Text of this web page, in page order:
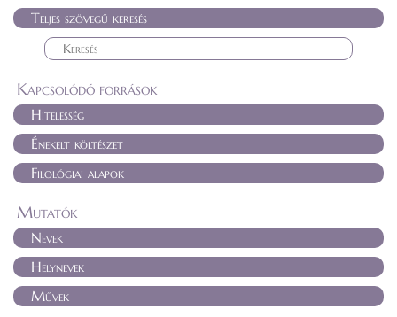
Teljes szövegű keresés
Kapcsolódó források
Hitelesség
Énekelt költészet
Filológiai alapok
Mutatók
Nevek
Helynevek
Művek